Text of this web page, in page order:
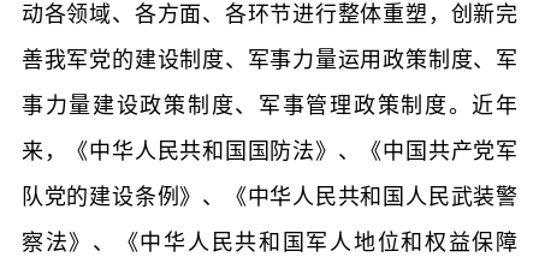
动各领域、各方面、各环节进行整体重塑，创新完
善我军党的建设制度、军事力量运用政策制度、军
事力量建设政策制度、军事管理政策制度。近年
来，《中华人民共和国国防法》、《中国共产党军
队党的建设条例》、《中华人民共和国人民武装警
察法》、《中华人民共和国军人地位和权益保障